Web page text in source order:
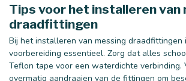
Tips voor het installeren van
draadfittingen
Bij het installeren van messing draadfittingen
voorbereiding essentieel. Zorg dat alles
Teflon tape voor een waterdichte verbinding.
overmatig aandraaien van de fittingen om